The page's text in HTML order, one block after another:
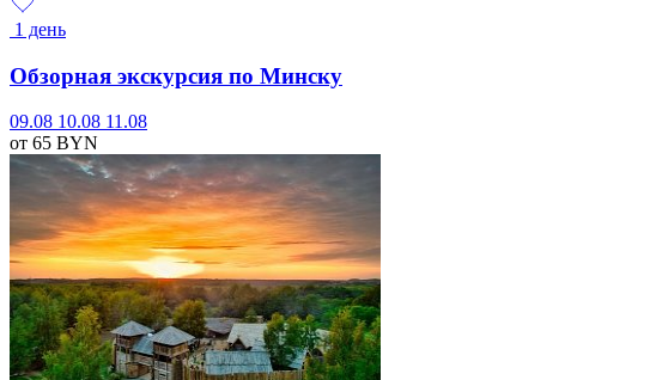
1 день
Обзорная экскурсия по Минску
09.08 10.08 11.08
от 65 BYN